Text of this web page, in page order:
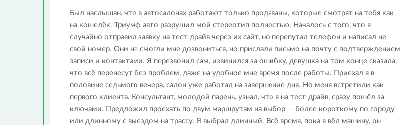
Был наслышан, что в автосалонах работают только продаваны, которые смотрят на тебя как
на кошелёк. Триумф авто разрушил мой стереотип полностью. Началось с того, что я
случайно отправил заявку на тест-драйв через их сайт, но перепутал телефон и написал не
свой номер. Они не смогли мне дозвониться, но прислали письмо на почту с подтверждением
записи и контактами. Я перезвонил сам, извинился за ошибку, девушка на том конце сказала,
что всё перенесут без проблем, даже на удобное мне время после работы. Приехал я в
половине седьмого вечера, салон уже работал на завершение дня. Но меня встретили как
первого клиента. Консультант, молодой парень, узнал, что я на тест-драйв, сразу пошёл за
ключами. Предложил проехать по двум маршрутам на выбор — более короткому по городу
или длинному с выездом на трассу. Я выбрал длинный. Всё время, пока я вёл машину, он